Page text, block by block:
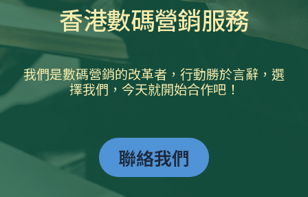
香港數碼營銷服務
我們是數碼營銷的改革者，行動勝於言辭，選
擇我們，今天就開始合作吧！
聯絡我們